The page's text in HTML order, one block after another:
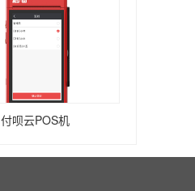
付呗云POS机